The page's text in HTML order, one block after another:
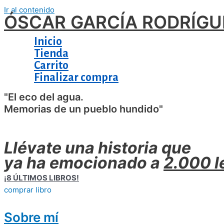
Ir al contenido
ÓSCAR GARCÍA
Inicio
Tienda
Carrito
Finalizar compra
"El eco del agua.
Memorias de un pueblo hundido"
Llévate una historia que
ya ha emocionado a 2.000
¡8 ÚLTIMOS LIBROS!
comprar libro
Sobre mí